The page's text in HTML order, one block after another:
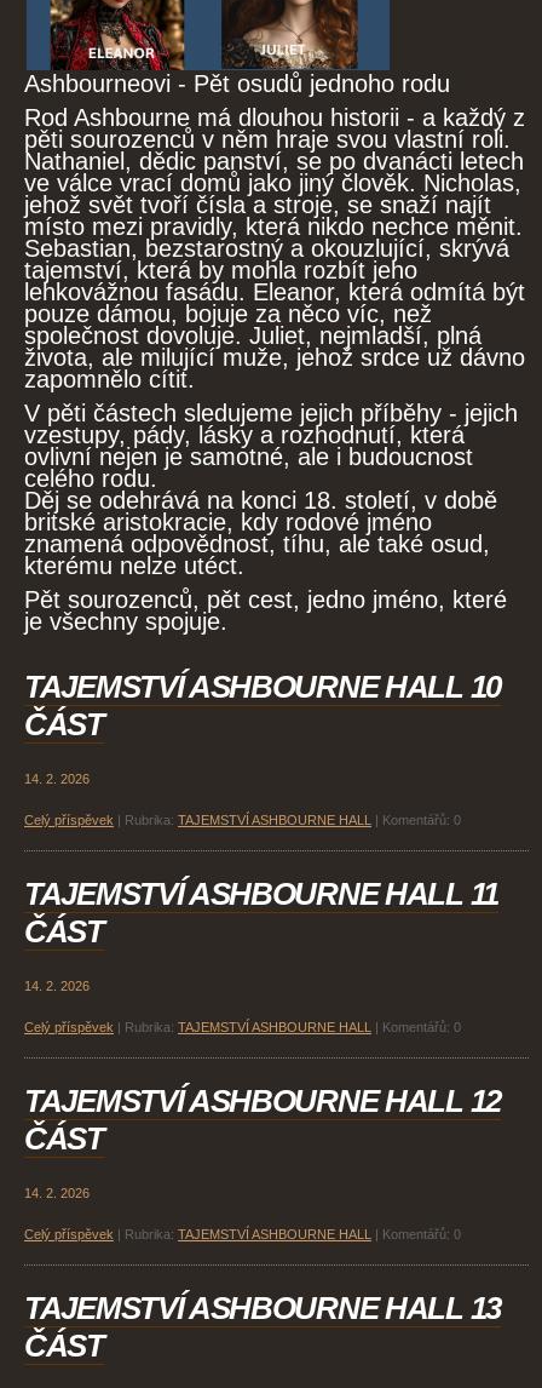
Ashbourneovi - Pět osudů jednoho rodu
Rod Ashbourne má dlouhou historii - a každý z
pěti sourozenců v něm hraje svou vlastní roli.
Nathaniel, dědic panství, se po dvanácti letech
ve válce vrací domů jako jiný člověk. Nicholas,
jehož svět tvoří čísla a stroje, se snaží najít
místo mezi pravidly, která nikdo nechce měnit.
Sebastian, bezstarostný a okouzlující, skrývá
tajemství, která by mohla rozbít jeho
lehkovážnou fasádu. Eleanor, která odmítá být
pouze dámou, bojuje za něco víc, než
společnost dovoluje. Juliet, nejmladší, plná
života, ale milující muže, jehož srdce už dávno
zapomnělo cítit.
V pěti částech sledujeme jejich příběhy - jejich
vzestupy, pády, lásky a rozhodnutí, která
ovlivní nejen je samotné, ale i budoucnost
celého rodu.
Děj se odehrává na konci 18. století, v době
britské aristokracie, kdy rodové jméno
znamená odpovědnost, tíhu, ale také osud,
kterému nelze utéct.
Pět sourozenců, pět cest, jedno jméno, které
je všechny spojuje.
TAJEMSTVÍ ASHBOURNE HALL 10
ČÁST
14. 2. 2026
Celý příspěvek Rubrika: TAJEMSTVÍ ASHBOURNE HALL Komentářů: 0
TAJEMSTVÍ ASHBOURNE HALL 11
ČÁST
14. 2. 2026
Celý příspěvek Rubrika: TAJEMSTVÍ ASHBOURNE HALL Komentářů: 0
TAJEMSTVÍ ASHBOURNE HALL 12
ČÁST
14. 2. 2026
Celý příspěvek Rubrika: TAJEMSTVÍ ASHBOURNE HALL Komentářů: 0
TAJEMSTVÍ ASHBOURNE HALL 13
ČÁST